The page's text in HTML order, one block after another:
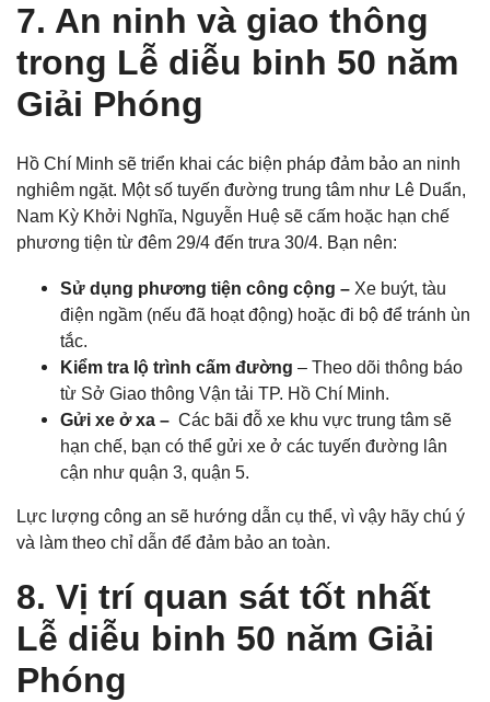
7. An ninh và giao thông
trong Lễ diễu binh 50 năm
Giải Phóng
Hồ Chí Minh sẽ triển khai các biện pháp đảm bảo an ninh
nghiêm ngặt. Một số tuyến đường trung tâm như Lê Duẩn,
Nam Kỳ Khởi Nghĩa, Nguyễn Huệ sẽ cấm hoặc hạn chế
phương tiện từ đêm 29/4 đến trưa 30/4. Bạn nên:
Sử dụng phương tiện công cộng – Xe buýt, tàu
điện ngầm (nếu đã hoạt động) hoặc đi bộ để tránh ùn
tắc.
Kiểm tra lộ trình cấm đường – Theo dõi thông báo
từ Sở Giao thông Vận tải TP. Hồ Chí Minh.
Gửi xe ở xa – Các bãi đỗ xe khu vực trung tâm sẽ
hạn chế, bạn có thể gửi xe ở các tuyến đường lân
cận như quận 3, quận 5.
Lực lượng công an sẽ hướng dẫn cụ thể, vì vậy hãy chú ý
và làm theo chỉ dẫn để đảm bảo an toàn.
8. Vị trí quan sát tốt nhất
Lễ diễu binh 50 năm Giải
Phóng